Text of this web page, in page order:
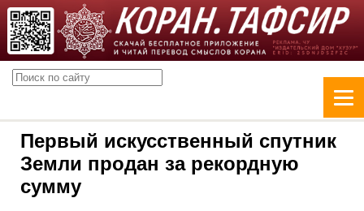
Первый искусственный спутник
Земли продан за рекордную
сумму